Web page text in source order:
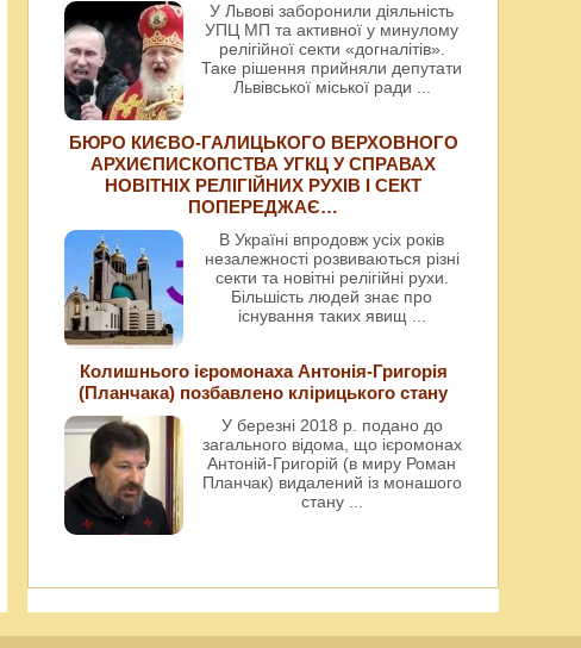
У Львові заборонили діяльність
УПЦ МП та активної у минулому
релігійної секти «догналітів».
Таке рішення прийняли депутати
Львівської міської ради ...
БЮРО КИЄВО-ГАЛИЦЬКОГО ВЕРХОВНОГО
АРХИЄПИСКОПСТВА УГКЦ У СПРАВАХ
НОВІТНІХ РЕЛІГІЙНИХ РУХІВ І СЕКТ
ПОПЕРЕДЖАЄ…
В Україні впродовж усіх років
незалежності розвиваються різні
секти та новітні релігійні рухи.
Більшість людей знає про
існування таких явищ ...
Колишнього ієромонаха Антонія-Григорія
(Планчака) позбавлено клірицького стану
У березні 2018 р. подано до
загального відома, що ієромонах
Антоній-Григорій (в миру Роман
Планчак) видалений із монашого
стану ...